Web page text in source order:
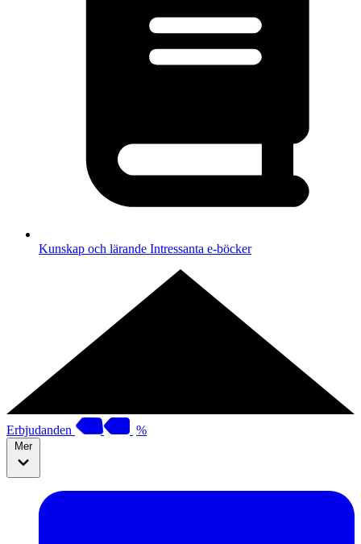
Kunskap och lärande Intressanta e-böcker
Erbjudanden %
Mer